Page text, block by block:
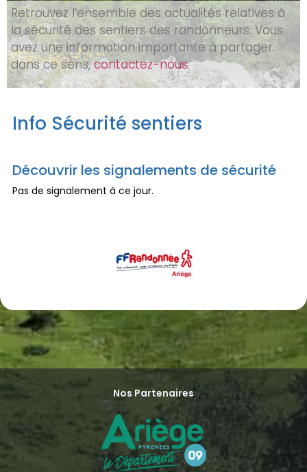
Retrouvez l’ensemble des actualités relatives à
la sécurité des sentiers des randonneurs. Vous
avez une information importante à partager
dans ce sens,contactez-nous.
Info Sécurité sentiers
Découvrir les signalements de sécurité
Pas de signalement à ce jour.
Nos Partenaires